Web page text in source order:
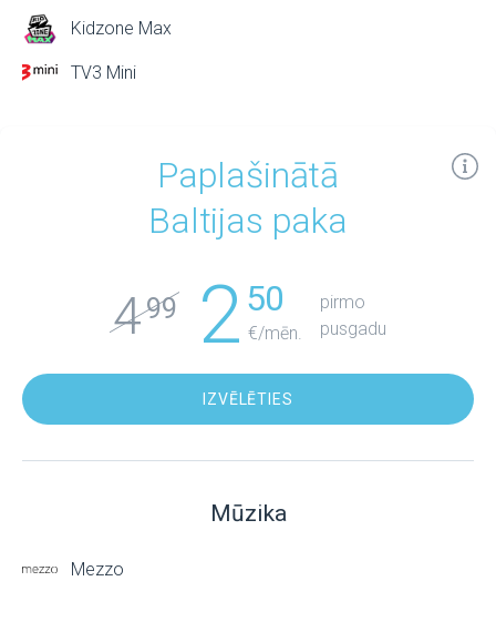
Kidzone Max
TV3 Mini
Paplašinātā
Baltijas paka
499 2 50
€/mēn.
pirmo
pusgadu
IZVĒLĒTIES
Mūzika
Mezzo